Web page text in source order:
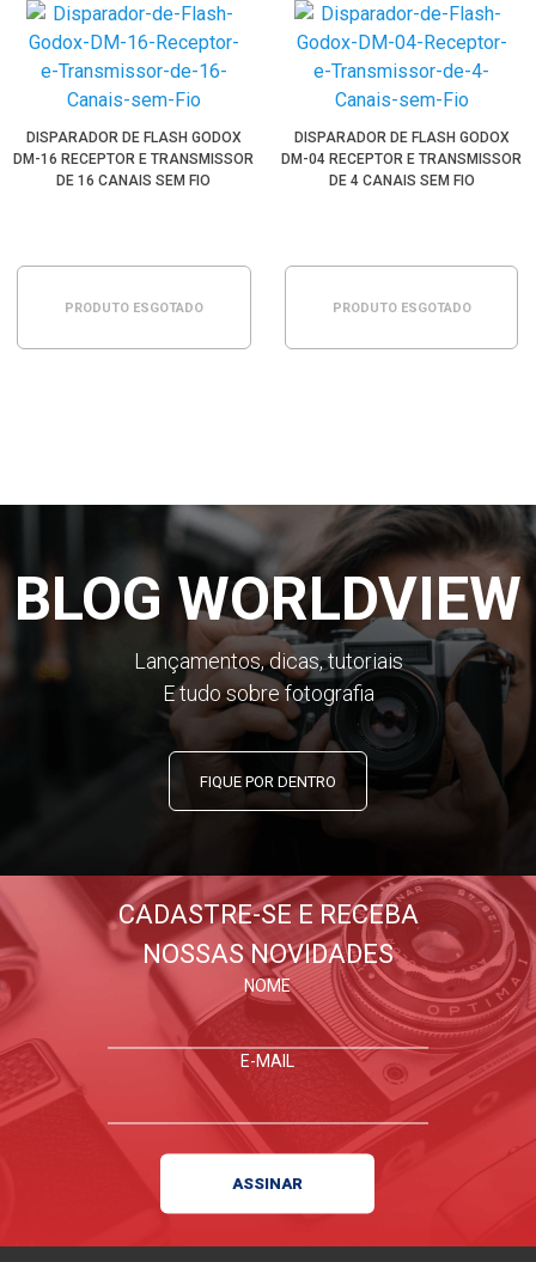
DISPARADOR DE FLASH GODOX
DM-16 RECEPTOR E TRANSMISSOR
DE 16 CANAIS SEM FIO
PRODUTO ESGOTADO
DISPARADOR DE FLASH GODOX
DM-04 RECEPTOR E TRANSMISSOR
DE 4 CANAIS SEM FIO
PRODUTO ESGOTADO
BLOG WORLDVIEW
Lançamentos, dicas, tutoriais
E tudo sobre fotografia
FIQUE POR DENTRO
CADASTRE-SE E RECEBA
NOSSAS NOVIDADES
NOME
E-MAIL